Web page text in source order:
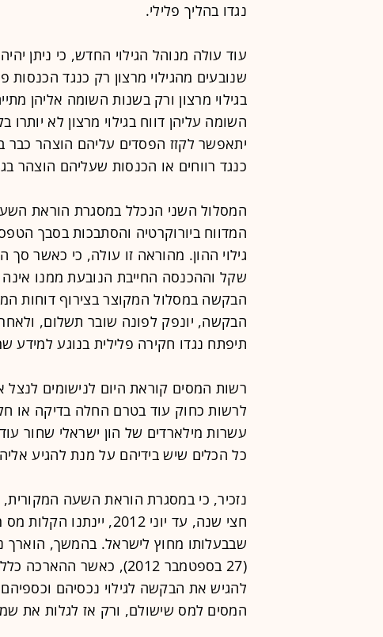
נגדו בהליך פלילי.
עוד עולה מנוהל הגילוי החדש, כי ניתן
שנובעים מהגילוי מרצון רק כנגד הכנסות
בגילוי מרצון ורק בשנות השומה אליהן
השומה עליהן דווח בגילוי מרצון לא
יתאפשר לקזז הפסדים עליהם הוצהר כבר
כנגד רווחים או הכנסות שעליהם הוצהר
המסלול השני הנכלל במסגרת הוראת
המדווח ביורוקרטיה והסתבכות בסבך
שקל וההכנסה החייבת הנובעת ממנו אינה
הבקשה במסלול המקוצר בצירוף דוחות
הבקשה, יונפק לפונה שובר תשלום,
תיפתח נגדו חקירה פלילית בנוגע למידע
רשות המסים קוראת היום לנישומים לנצל
לרשות כחוק עוד בטרם החלה בדיקה או
עשרות מילארדים של הון ישראלי שחור
כל הכלים שיש בידיהם על מנת להגיע
חצי שנה, עד יוני 2012,
שבבעלותו מחוץ לישראל. בהמשך, הוארך
(27 בספטמבר 2012), כאשר
להגיש את הבקשה לגילוי נכסיהם
המסים למס שישולם, ורק אז לגלות את